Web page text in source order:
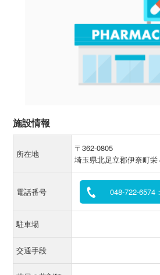
施設情報
所在地
〒362-0805
埼玉県北足立郡伊奈町栄
電話番号 048-722-6574
駐車場
交通手段